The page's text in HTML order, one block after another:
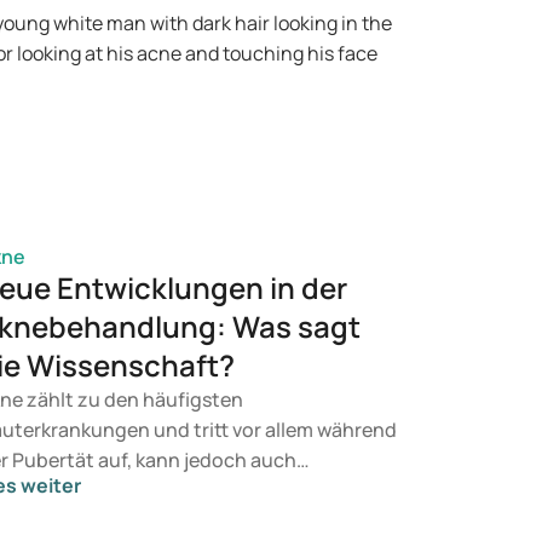
Hormone und Hauttypen Akne
und welche
Entwicklungen in der
Was sagt
Wissenschaft?
zählt zu den häufigsten
und tritt vor allem während
Pubertät auf, kann jedoch auch
langfristig betreffen. Viele
weiter